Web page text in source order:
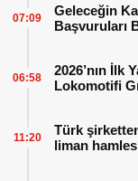
Geleceğin
Başvuruları
07:09
2026’nın İlk
Lokomotifi
06:58
Türk
liman
11:20